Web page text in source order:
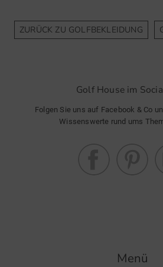
ZURÜCK ZU GOLFBEKLEIDUNG
Golf House im
Folgen Sie uns auf Facebook & Co
Wissenswerte rund ums
Menü